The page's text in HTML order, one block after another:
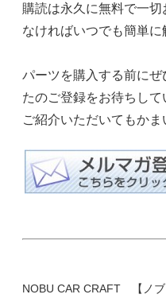
購読は永久に無料で一
なければいつでも簡単に
パーツを購入する前に
たのご登録をお待ちし
ご紹介いただいてもかま
NOBU CAR CRAFT 【ノブ